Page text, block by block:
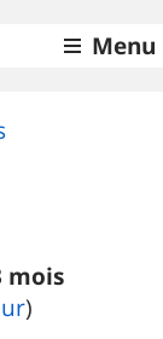
Menu
mois
)